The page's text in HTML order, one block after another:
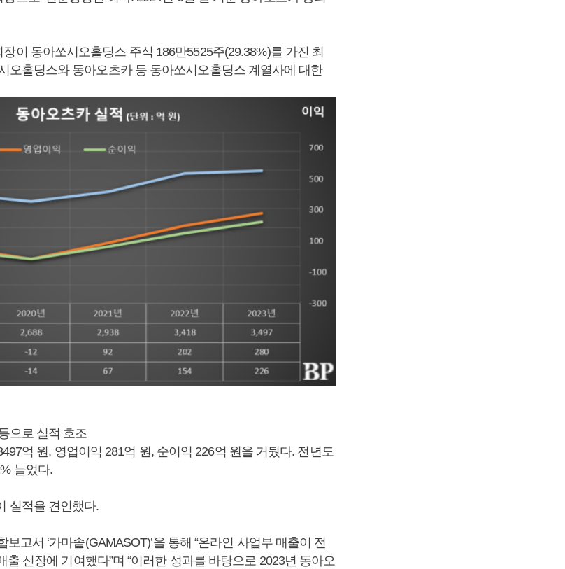
이 동아쏘시오홀딩스 주식 186만5525주(29.38%)를 가진 최
오홀딩스와 동아오츠카 등 동아쏘시오홀딩스 계열사에 대한
으로 실적 호조
억 원, 영업이익 281억 원, 순이익 226억 원을 거뒀다. 전년도
늘었다.
실적을 견인했다.
고서 ‘가마솥(GAMASOT)’을 통해 “온라인 사업부 매출이 전
출 신장에 기여했다”며 “이러한 성과를 바탕으로 2023년 동아오